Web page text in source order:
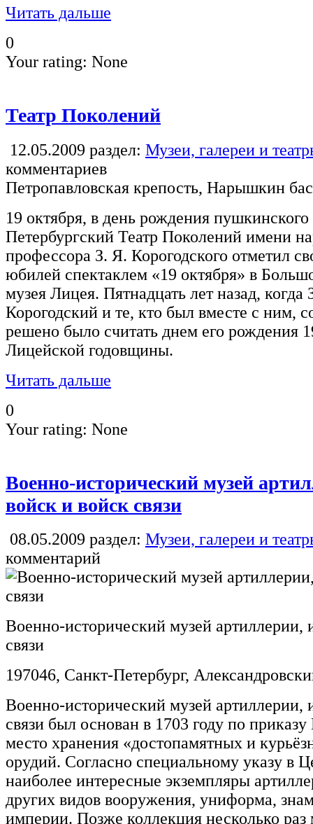
Читать дальше
0
Your rating: None
Театр Поколений
12.05.2009 раздел: Музеи, галереи и
комментариев
Петропавловская крепость, Нарышкин
19 октября, в день рождения
Петербургский Театр Поколений имени
профессора З. Я. Корогодского отметил
юбилей спектаклем «19 октября» в
музея Лицея. Пятнадцать лет назад,
Корогодский и те, кто был вместе с ним,
решено было считать днем его рождения
Лицейской годовщины.
Читать дальше
0
Your rating: None
Военно-исторический музей
войск и войск связи
08.05.2009 раздел: Музеи, галереи и
комментарий
Военно-исторический музей
связи
197046, Санкт-Петербург,
Военно-исторический музей
связи был основан в 1703 году по
место хранения «достопамятных и
орудий. Согласно специальному указу в
наиболее интересные экземпляры
других видов вооружения, униформа,
империи. Позже коллекция несколько раз